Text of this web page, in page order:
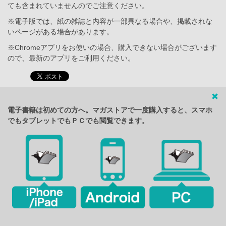
ても含まれていませんのでご注意ください。
※電子版では、紙の雑誌と内容が一部異なる場合や、掲載されな
いページがある場合があります。
※Chromeアプリをお使いの場合、購入できない場合がございます
ので、最新のアプリをご利用ください。
電子書籍は初めての方へ。マガストアで一度購入すると、スマホ
でもタブレットでもＰＣでも閲覧できます。